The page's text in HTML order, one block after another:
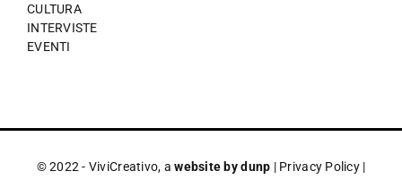
CULTURA
INTERVISTE
EVENTI
© 2022 - ViviCreativo, awebsite by dunp | Privacy Policy|